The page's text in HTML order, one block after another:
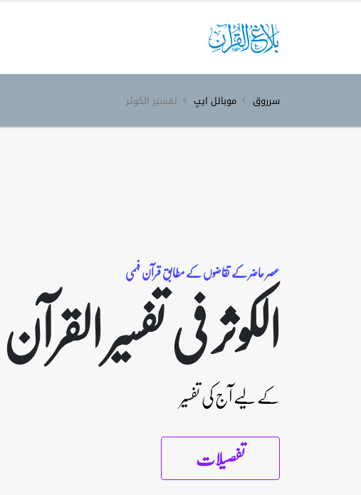
سرروق موبائل ایپ تفسیر الکوثر
عصر حاضر کے تقاضوں کے مطابق قرآن فہمی
الکوثر فی تفسیر القرآن
کے لیے آج کی تفسیر
تفصیلات